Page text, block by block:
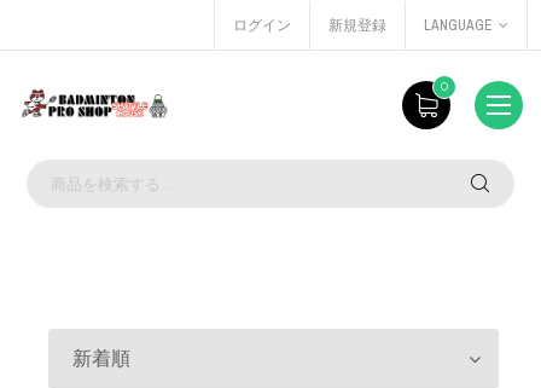
ログイン 新規登録 LANGUAGE
0
新着順